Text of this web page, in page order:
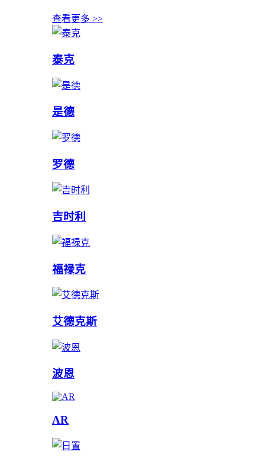
查看更多 >>
泰克
是德
罗德
吉时利
福禄克
艾德克斯
波恩
AR